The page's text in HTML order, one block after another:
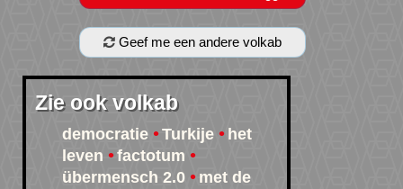
Geef me een andere volkab
Zie ook volkab
democratie Turkije
het
leven
factotum
übermensch 2.0
met de